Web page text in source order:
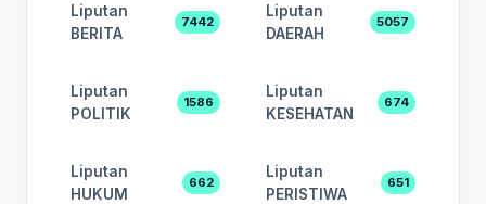
Liputan
BERITA
7442
Liputan
DAERAH
5057
Liputan
POLITIK
1586
Liputan
KESEHATAN
674
Liputan
HUKUM
662
Liputan
PERISTIWA
651